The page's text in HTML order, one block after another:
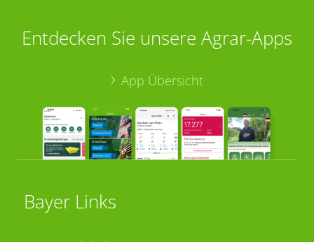
Entdecken Sie unsere Agrar-Apps
App Übersicht
Bayer Links